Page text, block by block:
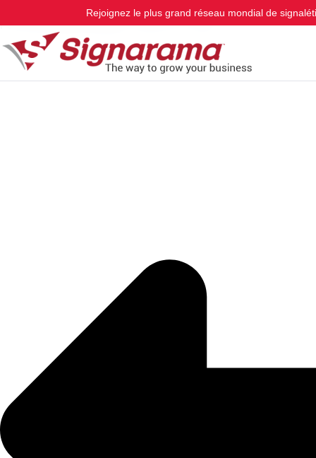
Rejoignez le plus grand réseau mondial de
Paryoussef@nlstrategy.fr /janvier 22, 2026